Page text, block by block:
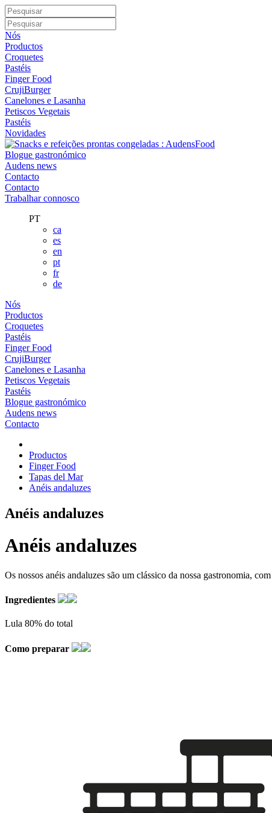
Nós
Productos
Croquetes
Pastéis
Finger Food
CrujiBurger
Canelones e Lasanha
Petiscos Vegetais
Pastéis
Novidades
Blogue gastronómico
Audens news
Contacto
Contacto
Trabalhar connosco
PT
ca
es
en
pt
fr
de
Nós
Productos
Croquetes
Pastéis
Finger Food
CrujiBurger
Canelones e Lasanha
Petiscos Vegetais
Pastéis
Blogue gastronómico
Audens news
Contacto
Productos
Finger Food
Tapas del Mar
Anéis andaluzes
Anéis andaluzes
Anéis andaluzes
Os nossos anéis andaluzes são um clássico da nossa gastronomia,
Ingredientes
Lula 80% do total
Como preparar